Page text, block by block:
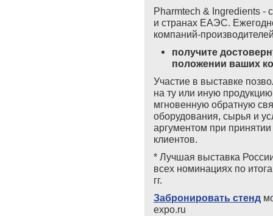
Pharmtech & Ingredients -
и странах ЕАЭС.
компаний-
получите
положении ваших
Участие в выставке
на ту или иную
мгновенную обратную
оборудования, сырья и
аргументом при
клиентов.
* Лучшая выставка
всех номинациях по
гг.
Забронировать стенд
expo.ru